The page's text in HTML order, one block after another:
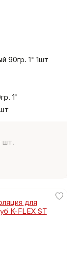
90гр. 1" 1шт
1"
шт.